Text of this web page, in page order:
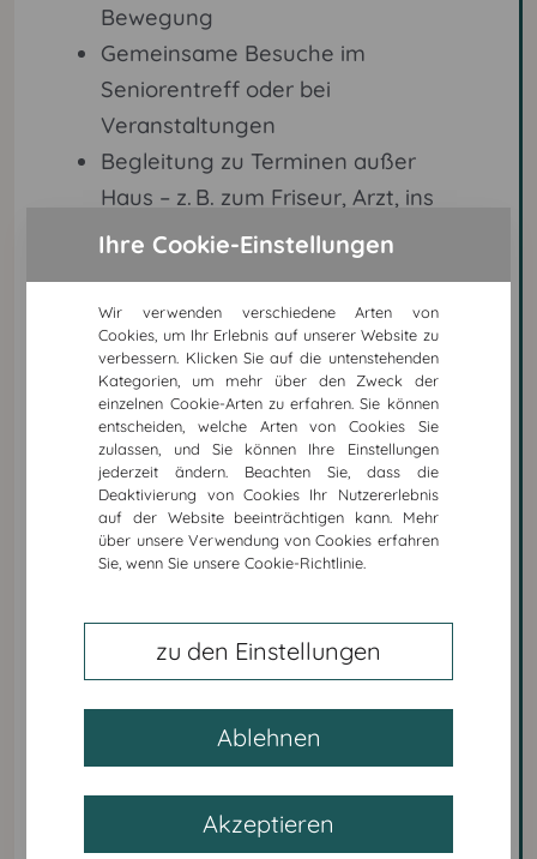
Bewegung
Gemeinsame Besuche im
Seniorentreff oder bei
Veranstaltungen
Begleitung zu Terminen außer
Haus – z. B. zum Friseur, Arzt, ins
Theater oder zu privaten
Wir richten uns ganz nach Ihren
Wünschen – für mehr Lebensfreude
und Selbstständigkeit im Alltag.
4. Hilfe bei der
Grundpflege
Ihre Cookie-Einstellungen
Wir verwenden verschiedene Arten von
Cookies, um Ihr Erlebnis auf unserer Website zu
verbessern. Klicken Sie auf die untenstehenden
Kategorien, um mehr über den Zweck der
einzelnen Cookie-Arten zu erfahren. Sie können
entscheiden, welche Arten von Cookies Sie
zulassen, und Sie können Ihre Einstellungen
jederzeit ändern. Beachten Sie, dass die
Deaktivierung von Cookies Ihr Nutzererlebnis
auf der Website beeinträchtigen kann. Mehr
über unsere Verwendung von Cookies erfahren
Sie, wenn Sie unsere Cookie-Richtlinie.
zu den Einstellungen
Ablehnen
Akzeptieren